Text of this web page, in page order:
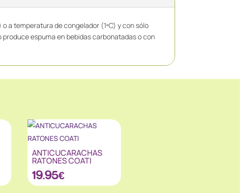
a temperatura de congelador (1ºC) y con sólo
espuma en bebidas carbonatadas o con
ANTICUCARACHAS
RATONES COATI
19.95€